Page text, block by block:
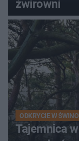
żwirowni
ODKRYCIE W
Tajemnica